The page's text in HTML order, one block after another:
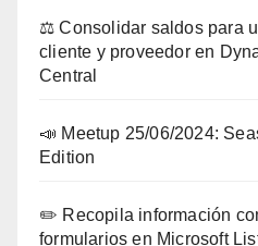
⚖️ Consolidar saldos para
cliente y proveedor en
Central
📣 Meetup 25/06/2024:
Edition
✏️ Recopila información
formularios en Microsoft